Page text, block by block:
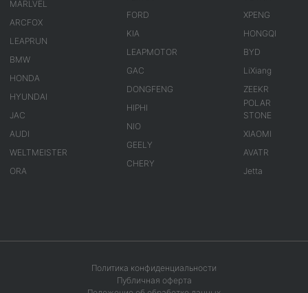
MARLVEL
ARCFOX
LEAPRUN
BMW
HONDA
HYUNDAI
JAC
AUDI
WELTMEISTER
ORA
FORD
KIA
LEAPMOTOR
GAC
DONGFENG
HIPHI
NIO
GEELY
CHERY
XPENG
HONGQI
BYD
LiXiang
ZEEKR
POLAR
STONE
XIAOMI
AVATR
Jetta
Политика конфиденциальности
Публичная оферта